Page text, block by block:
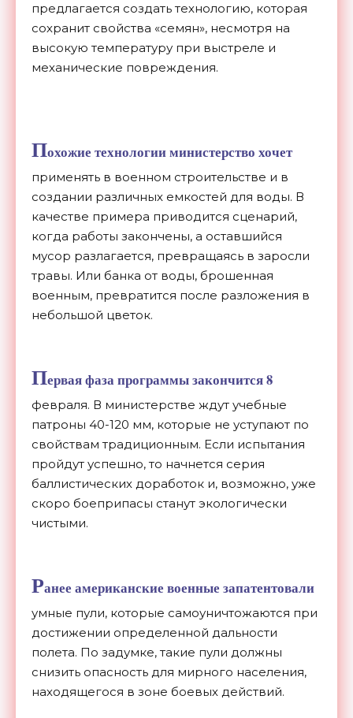
предлагается создать технологию, которая
сохранит свойства «семян», несмотря на
высокую температуру при выстреле и
механические повреждения.
Похожие технологии министерство хочет
применять в военном строительстве и в
создании различных емкостей для воды. В
качестве примера приводится сценарий,
когда работы закончены, а оставшийся
мусор разлагается, превращаясь в заросли
травы. Или банка от воды, брошенная
военным, превратится после разложения в
небольшой цветок.
Первая фаза программы закончится 8
февраля. В министерстве ждут учебные
патроны 40-120 мм, которые не уступают по
свойствам традиционным. Если испытания
пройдут успешно, то начнется серия
баллистических доработок и, возможно, уже
скоро боеприпасы станут экологически
чистыми.
Ранее американские военные запатентовали
умные пули, которые самоуничтожаются при
достижении определенной дальности
полета. По задумке, такие пули должны
снизить опасность для мирного населения,
находящегося в зоне боевых действий.